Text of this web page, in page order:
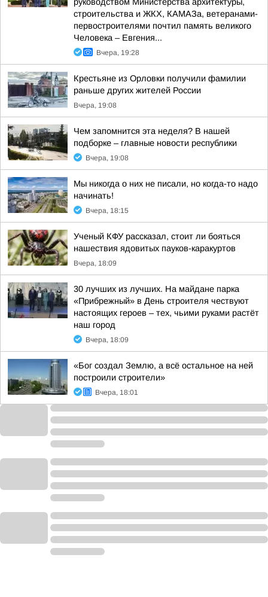
строительства и ЖКХ, КАМАЗа, ветеранами-
первостроителями почтил память великого
Человека – Евгения...
Вчера, 19:28
Крестьяне из Орловки получили фамилии
раньше других жителей России
Вчера, 19:08
Чем запомнится эта неделя? В нашей
подборке – главные новости республики
Вчера, 19:08
Мы никогда о них не писали, но когда-то надо
начинать!
Вчера, 18:15
Ученый КФУ рассказал, стоит ли бояться
нашествия ядовитых пауков-каракуртов
Вчера, 18:09
30 лучших из лучших. На майдане парка
«Прибрежный» в День строителя чествуют
настоящих героев – тех, чьими руками растёт
наш город
Вчера, 18:09
«Бог создал Землю, а всё остальное на ней
построили строители»
Вчера, 18:01